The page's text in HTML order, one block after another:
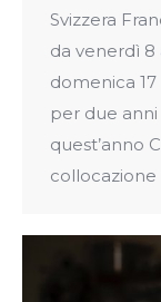
Svizzera
da venerdì 8
domenica
per due
quest’anno